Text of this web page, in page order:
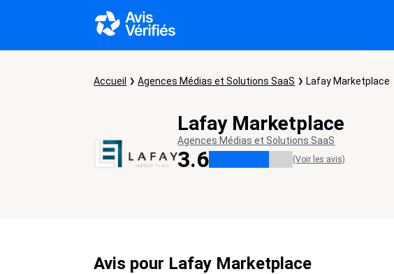
Accueil Agences Médias et Solutions SaaS Lafay Marketplace
Lafay Marketplace
Agences Médias et Solutions SaaS
3.6 (Voir les avis)
Avis pour Lafay Marketplace